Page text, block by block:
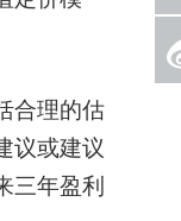
合理的估
议或建议
三年盈利